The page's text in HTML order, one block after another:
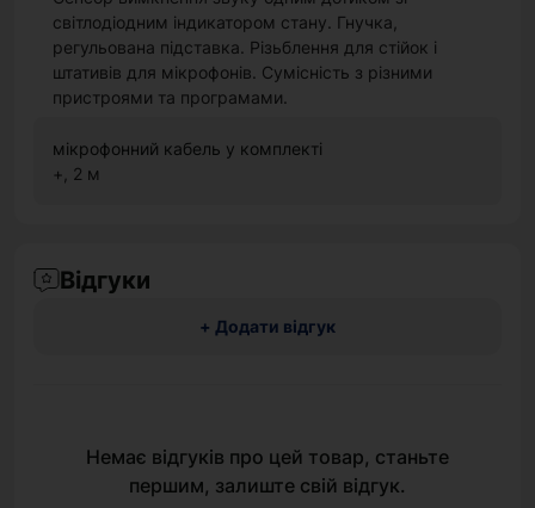
світлодіодним індикатором стану. Гнучка,
регульована підставка. Різьблення для стійок і
штативів для мікрофонів. Сумісність з різними
пристроями та програмами.
мікрофонний кабель у комплекті
+, 2 м
Відгуки
+ Додати відгук
Немає відгуків про цей товар, станьте
першим, залиште свій відгук.